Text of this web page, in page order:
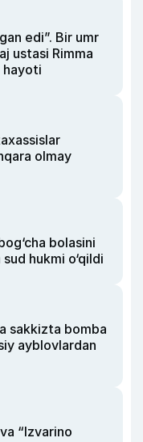
edi”. Bir umr
ustasi Rimma
hayoti
olmay
bolasini
hukmi o‘qildi
sakkizta bomba
ayblovlardan
“Izvarino